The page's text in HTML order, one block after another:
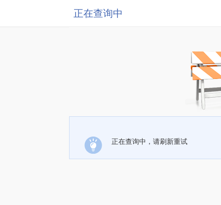
正在查询中
正在查询中，请刷新重试